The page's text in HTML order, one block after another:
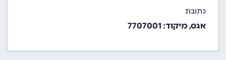
כתובת
אגס, מיקוד: 7707001